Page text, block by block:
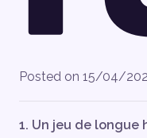
Posted on 15/04/
1. Un jeu de longue